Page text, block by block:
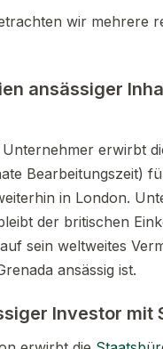
wir mehrere
ansässiger
Unternehmer erwirbt
Bearbeitungszeit)
in London.
der britischen
sein weltweites
ansässig ist.
Investor